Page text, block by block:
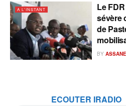
A L'INSTANT
Le
sévère
de
BY ASSANE
ECOUTER IRADIO